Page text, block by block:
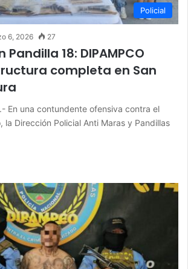
Policial
6, 2026 27
18: DIPAMPCO
completa en San
En una contundente ofensiva contra el
la Dirección Policial Anti Maras y Pandillas